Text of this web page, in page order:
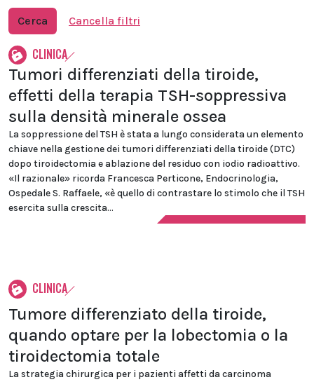
Cerca Cancella filtri
CLINICA
Tumori differenziati della tiroide,
effetti della terapia TSH-soppressiva
sulla densità minerale ossea
La soppressione del TSH è stata a lungo considerata un elemento
chiave nella gestione dei tumori differenziati della tiroide (DTC)
dopo tiroidectomia e ablazione del residuo con iodio radioattivo.
«Il razionale» ricorda Francesca Perticone, Endocrinologia,
Ospedale S. Raffaele, «è quello di contrastare lo stimolo che il TSH
esercita sulla crescita...
CLINICA
Tumore differenziato della tiroide,
quando optare per la lobectomia o la
tiroidectomia totale
La strategia chirurgica per i pazienti affetti da carcinoma